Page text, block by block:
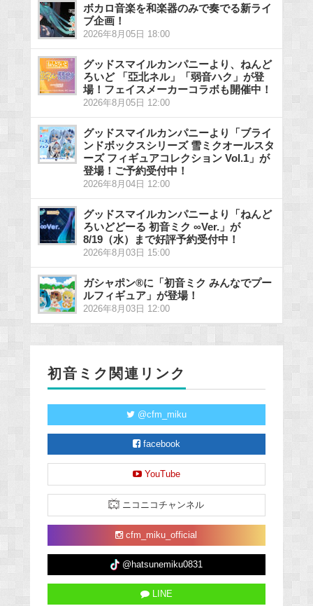
ボカロ音楽を和楽器のみで奏でる新ライ
ブ企画！
2026年8月05日 18:00
グッドスマイルカンパニーより、ねんど
ろいど 「亞北ネル」「弱音ハク」が登
場！フェイスメーカーコラボも開催中！
2026年8月05日 12:00
グッドスマイルカンパニーより「ブライ
ンドボックスシリーズ 雪ミクオールスタ
ーズ フィギュアコレクション Vol.1」が
登場！ご予約受付中！
2026年8月04日 12:00
グッドスマイルカンパニーより「ねんど
ろいどどーる 初音ミク ∞Ver.」が
8/19（水）まで好評予約受付中！
2026年8月03日 15:00
ガシャポン®に「初音ミク みんなでプー
ルフィギュア」が登場！
2026年8月03日 12:00
初音ミク関連リンク
@cfm_miku
facebook
YouTube
ニコニコチャンネル
cfm_miku_official
@hatsunemiku0831
LINE